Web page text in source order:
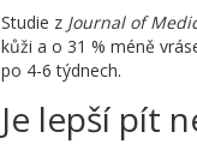
Studie z Journal of
kůži a o 31 % méně
po 4-6 týdnech.
Je lepší pít